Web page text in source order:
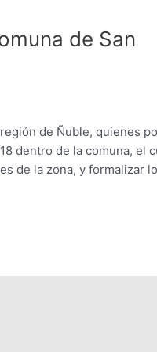
de San
de Ñuble, quienes
dentro de la comuna, el
de la zona, y formalizar